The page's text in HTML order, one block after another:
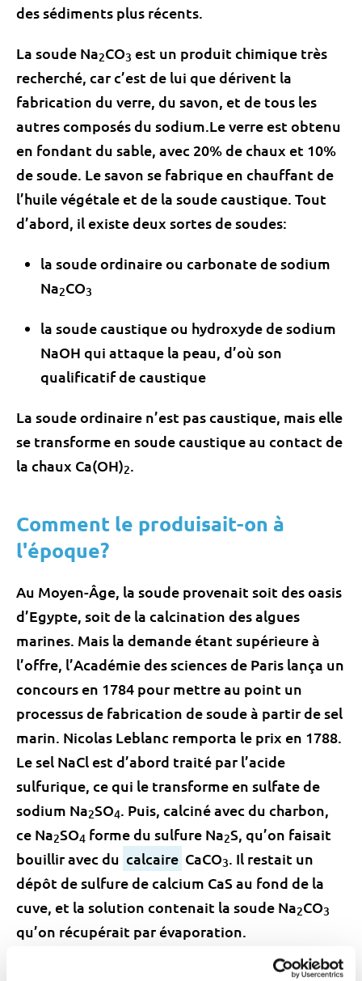
des sédiments plus récents.
La soude Na2CO3 est un produit chimique très
recherché, car c’est de lui que dérivent la
fabrication du verre, du savon, et de tous les
autres composés du sodium.Le verre est obtenu
en fondant du sable, avec 20% de chaux et 10%
de soude. Le savon se fabrique en chauffant de
l’huile végétale et de la soude caustique. Tout
d’abord, il existe deux sortes de soudes:
la soude ordinaire ou carbonate de sodium
Na2CO3
la soude caustique ou hydroxyde de sodium
NaOH qui attaque la peau, d’où son
qualificatif de caustique
La soude ordinaire n’est pas caustique, mais elle
se transforme en soude caustique au contact de
la chaux Ca(OH)2.
Comment le produisait-on à
l'époque?
Au Moyen-Âge, la soude provenait soit des oasis
d’Egypte, soit de la calcination des algues
marines. Mais la demande étant supérieure à
l’offre, l’Académie des sciences de Paris lança un
concours en 1784 pour mettre au point un
processus de fabrication de soude à partir de sel
marin. Nicolas Leblanc remporta le prix en 1788.
Le sel NaCl est d’abord traité par l’acide
sulfurique, ce qui le transforme en sulfate de
sodium Na2SO4. Puis, calciné avec du charbon,
ce Na2SO4 forme du sulfure Na2S, qu’on faisait
bouillir avec du calcaire CaCO3. Il restait un
dépôt de sulfure de calcium CaS au fond de la
cuve, et la solution contenait la soude Na2CO3
qu’on récupérait par évaporation.
Le procédé Leblanc fut supplanté 100 ans plus